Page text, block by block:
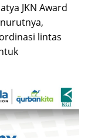
JKN Award
lintas